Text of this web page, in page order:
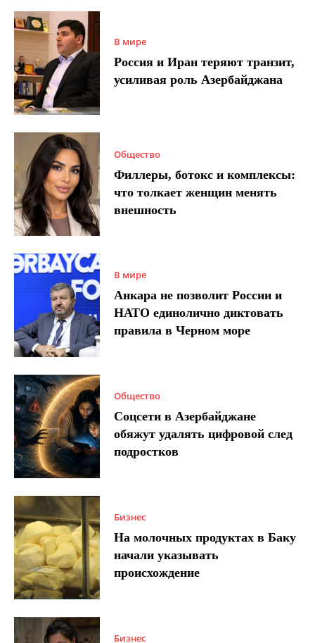
В мире
Россия и Иран теряют транзит,
усиливая роль Азербайджана
Общество
Филлеры, ботокс и комплексы:
что толкает женщин менять
внешность
В мире
Анкара не позволит России и
НАТО единолично диктовать
правила в Черном море
Общество
Соцсети в Азербайджане
обяжут удалять цифровой след
подростков
Бизнес
На молочных продуктах в Баку
начали указывать
происхождение
Бизнес